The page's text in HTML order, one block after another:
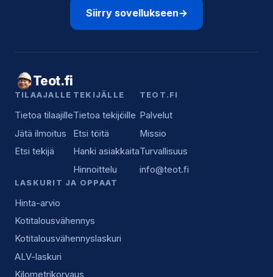
Siirry sovellukseen→
Teot.fi
TILAAJALLE
Tietoa tilaajille
Jätä ilmoitus
Etsi tekijä
TEKIJÄLLE
Tietoa tekijöille
Etsi töitä
Hanki asiakkaita
Hinnoittelu
TEOT.FI
Palvelut
Missio
Turvallisuus
info@teot.fi
LASKURIT JA OPPAAT
Hinta-arvio
Kotitalousvähennys
Kotitalousvähennyslaskuri
ALV-laskuri
Kilometrikorvaus